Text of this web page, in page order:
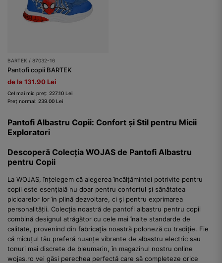
BARTEK / 87032-16
Pantofi copii BARTEK
de la 131.90 Lei
Cel mai mic preț: 227.10 Lei
Preț normal: 239.00 Lei
Pantofi Albastru Copii: Confort și Stil pentru Micii
Exploratori
Descoperă Colecția WOJAS de Pantofi Albastru
pentru Copii
La WOJAS, înțelegem că alegerea încălțămintei potrivite pentru
copii este esențială nu doar pentru confortul și sănătatea
picioarelor lor în plină dezvoltare, ci și pentru exprimarea
personalității. Colecția noastră de pantofi albastru pentru copii
combină designul atrăgător cu cele mai înalte standarde de
calitate, provenind din fabricația noastră poloneză cu tradiție. Fie
că micuțul tău preferă nuanțe vibrante de albastru electric sau
tonuri mai discrete de bleumarin, în magazinul nostru online
wojas.ro vei găsi perechea perfectă care să completeze orice